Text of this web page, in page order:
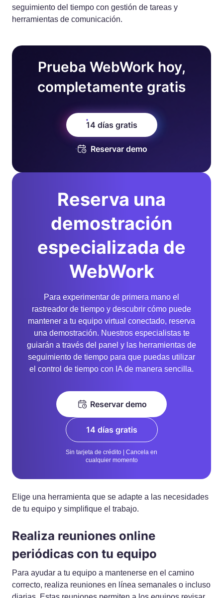
seguimiento del tiempo con gestión de tareas y
herramientas de comunicación.
Prueba WebWork hoy,
completamente gratis
14 días gratis
Reservar demo
Reserva una
demostración
especializada de
WebWork
Para experimentar de primera mano el
rastreador de tiempo y descubrir cómo puede
mantener a tu equipo virtual conectado, reserva
una demostración. Nuestros especialistas te
guiarán a través del panel y las herramientas de
seguimiento de tiempo para que puedas utilizar
el control de tiempo con IA de manera sencilla.
Reservar demo
14 días gratis
Sin tarjeta de crédito | Cancela en
cualquier momento
Elige una herramienta que se adapte a las necesidades
de tu equipo y simplifique el trabajo.
Realiza reuniones online
periódicas con tu equipo
Para ayudar a tu equipo a mantenerse en el camino
correcto, realiza reuniones en línea semanales o incluso